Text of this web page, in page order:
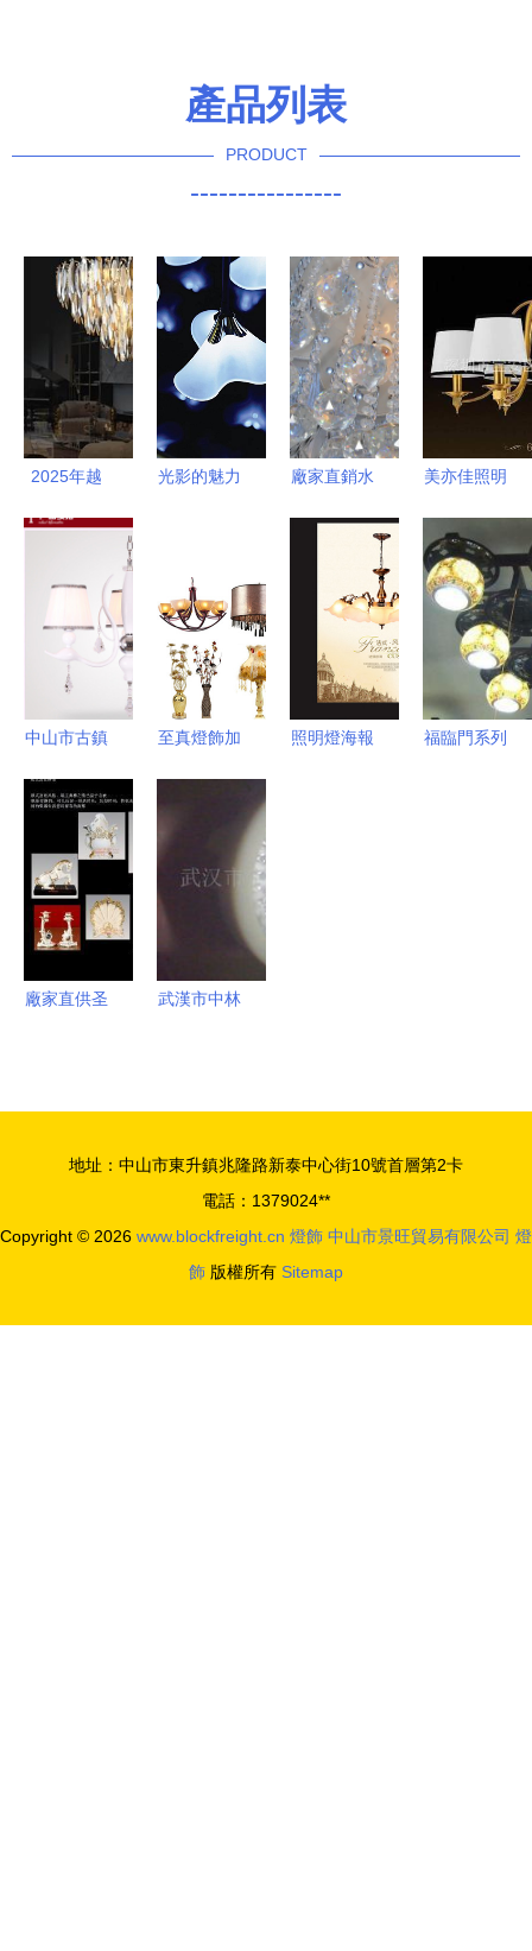
產品列表
PRODUCT
----------------
2025年越
場光影與設
計的極致探
光影的魅力
學與生活哲
學
廠家直銷水
璨之選
美亦佳照明
燈，點亮復
古雅致的家
居空間
中山市古鎮
廠家直銷歐
式簡約時尚
鵝頭吊燈
9127-3全
解析
至真燈飾加
富之路，共
創燈飾行業
新篇章
照明燈海報
福臨門系列
廠家直供圣
息庫的價值
武漢市中林
地址：中山市東升鎮兆隆路新泰中心街10號首層第2卡
電話：1379024**
Copyright © 2026 www.blockfreight.cn 燈飾 中山市景旺貿易有限公司 燈
飾 版權所有 Sitemap